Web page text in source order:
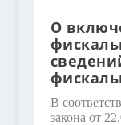
О
В
закона от